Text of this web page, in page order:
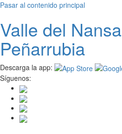
Pasar al contenido principal
Valle del Nansa
Peñarrubia
Descarga la app:
Síguenos: